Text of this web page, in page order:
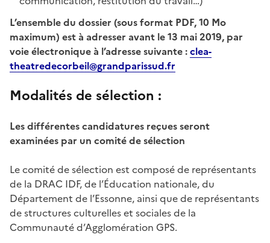
L’ensemble du dossier (sous format PDF, 10 Mo
maximum) est à adresser avant le 13 mai 2019, par
voie électronique à l’adresse suivante :clea-
theatredecorbeil@grandparissud.fr
Modalités de sélection :
Les différentes candidatures reçues seront
examinées par un comité de sélection
Le comité de sélection est composé de représentants
de la DRAC IDF, de l’Éducation nationale, du
Département de l’Essonne, ainsi que de représentants
de structures culturelles et sociales de la
Communauté d’Agglomération GPS.